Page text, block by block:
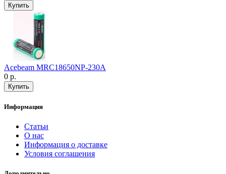
Acebeam MRC18650NP-230A
0 р.
Информация
Статьи
О нас
Информация о доставке
Условия соглашения